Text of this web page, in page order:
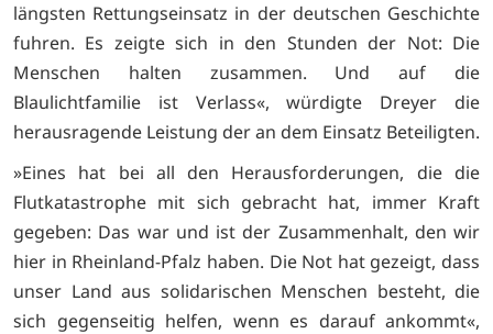
längsten Rettungseinsatz in der deutschen Geschichte
fuhren. Es zeigte sich in den Stunden der Not: Die
Menschen halten zusammen. Und auf die
Blaulichtfamilie ist Verlass«, würdigte Dreyer die
herausragende Leistung der an dem Einsatz Beteiligten.
»Eines hat bei all den Herausforderungen, die die
Flutkatastrophe mit sich gebracht hat, immer Kraft
gegeben: Das war und ist der Zusammenhalt, den wir
hier in Rheinland-Pfalz haben. Die Not hat gezeigt, dass
unser Land aus solidarischen Menschen besteht, die
sich gegenseitig helfen, wenn es darauf ankommt«,